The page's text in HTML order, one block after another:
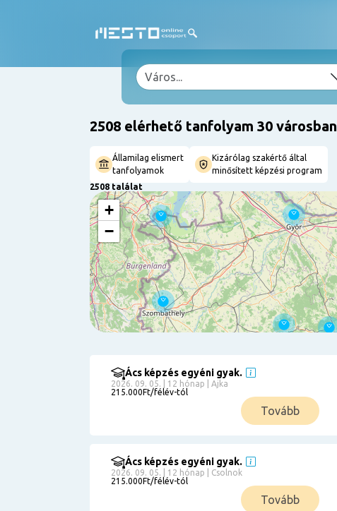
2508 elérhető tanfolyam 30 városban
Államilag elismert
tanfolyamok
Kizárólag szakértő által
minősített képzési program
2508 találat
+
−
Szűrés
Érettségi
Ács képzés egyéni gyak.
2026. 09. 05. | 12 hónap | Ajka
215.000Ft/félév-tól
Tovább
Ács képzés egyéni gyak.
2026. 09. 05. | 12 hónap | Csolnok
215.000Ft/félév-tól
Tovább